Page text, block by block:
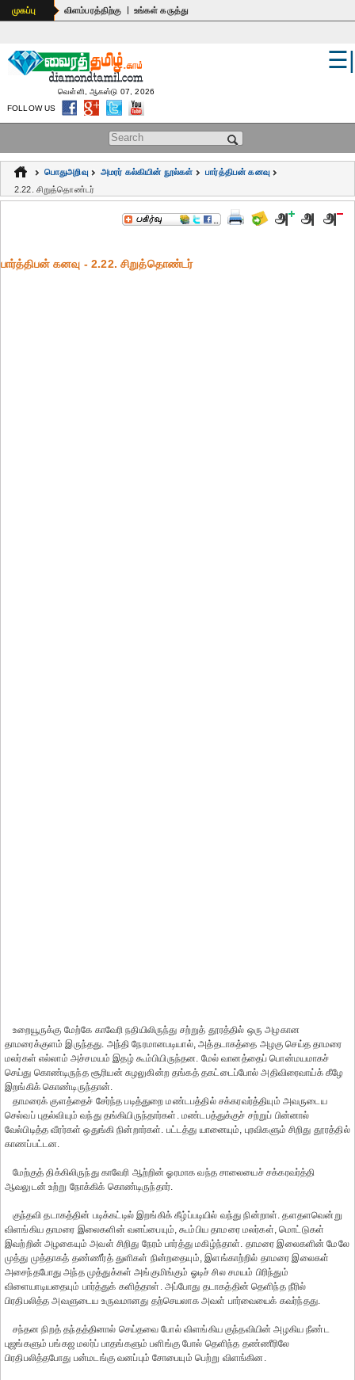
உலகம்
பொதுஅறிவு
கல்வி
ஆன்மிகம்
முகப்பு விளம்பரத்திற்கு | உங்கள் கருத்து
Search form
☰|
வெள்ளி, ஆகஸ்டு 07, 2026
FOLLOW US
பொதுஅறிவு அமரர் கல்கியின் நூல்கள்
பார்த்திபன் கனவு
2.22. சிறுத்தொண்டர்
பார்த்திபன் கனவு - 2.22. சிறுத்தொண்டர்
உறையூருக்கு மேற்கே காவேரி நதியிலிருந்து சற்றுத் தூரத்தில் ஒரு அழகான
தாமரைக்குளம் இருந்தது. அந்தி நேரமானபடியால், அத்தடாகத்தை அழகு செய்த தாமரை
மலர்கள் எல்லாம் அச்சமயம் இதழ் கூம்பியிருந்தன. மேல் வானத்தைப் பொன்மயமாகச்
செய்து கொண்டிருந்த சூரியன் சுழலுகின்ற தங்கத் தகட்டைப்போல் அதிவிரைவாய்க் கீழே
இறங்கிக் கொண்டிருந்தான்.
தாமரைக் குளத்தைச் சேர்ந்த படித்துறை மண்டபத்தில் சக்கரவர்த்தியும் அவருடைய
செல்வப் புதல்வியும் வந்து தங்கியிருந்தார்கள். மண்டபத்துக்குச் சற்றுப் பின்னால்
வேல்பிடித்த வீரர்கள் ஒதுங்கி நின்றார்கள். பட்டத்து யானையும், புரவிகளும் சிறிது தூரத்தில்
காணப்பட்டன.
மேற்குத் திக்கிலிருந்து காவேரி ஆற்றின் ஓரமாக வந்த சாலையைச் சக்கரவர்த்தி
ஆவலுடன் உற்று நோக்கிக் கொண்டிருந்தார்.
குந்தவி தடாகத்தின் படிக்கட்டில் இறங்கிக் கீழ்ப்படியில் வந்து நின்றாள். தளதளவென்று
விளங்கிய தாமரை இலைகளின் வனப்பையும், கூம்பிய தாமரை மலர்கள், மொட்டுகள்
இவற்றின் அழகையும் அவள் சிறிது நேரம் பார்த்து மகிழ்ந்தாள். தாமரை இலைகளின் மேலே
முத்து முத்தாகத் தண்ணீர்த் துளிகள் நின்றதையும், இளங்காற்றில் தாமரை இலைகள்
அசைந்தபோது அந்த முத்துக்கள் அங்குமிங்கும் ஓடிச் சில சமயம் பிரிந்தும்
விளையாடியதையும் பார்த்துக் களித்தாள். அப்போது தடாகத்தின் தெளிந்த நீரில்
பிரதிபலித்த அவளுடைய உருவமானது தற்செயலாக அவள் பார்வையைக் கவர்ந்தது.
சந்தன நிறத் தந்தத்தினால் செய்தவை போல் விளங்கிய குந்தவியின் அழகிய நீண்ட
புஜங்களும் பங்கஜ மலர்ப் பாதங்களும் பளிங்கு போல் தெளிந்த தண்ணீரிலே
பிரதிபலித்தபோது பன்மடங்கு வனப்பும் சோபையும் பெற்று விளங்கின.